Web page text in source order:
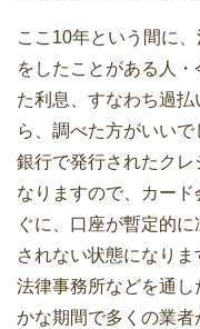
ここ10年という間に
をしたことがある人
た利息、すなわち過
ら、調べた方がいいで
銀行で発行されたク
なりますので、カー
ぐに、口座が暫定的
されない状態になりま
法律事務所などを通
かな期間で多くの業